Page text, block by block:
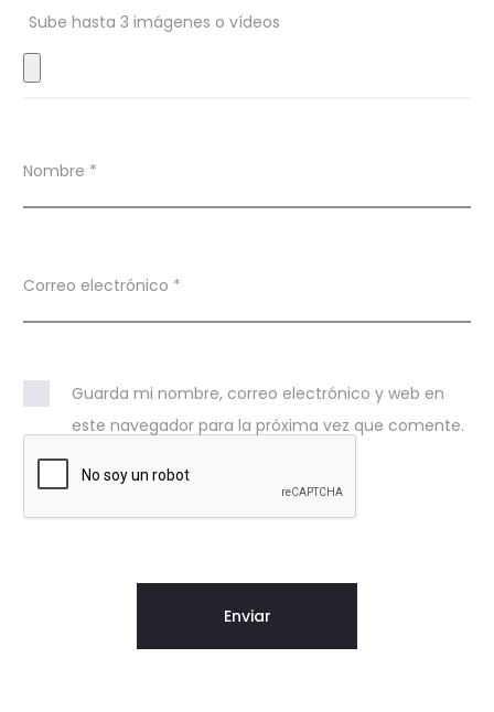
S
t
l
e
s
P
i
n
Sube hasta 3 imágenes o vídeos
Nombre *
Correo electrónico *
Guarda mi nombre, correo electrónico y web en
este navegador para la próxima vez que comente.